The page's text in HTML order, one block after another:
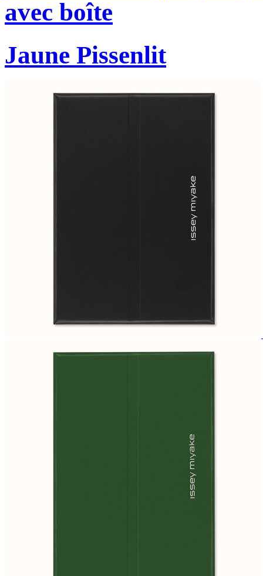
avec boîte
Jaune Pissenlit